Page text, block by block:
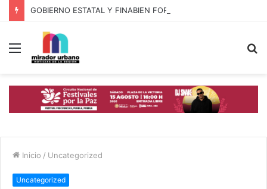
Menú
Inicio / Uncategorized
Uncategorized